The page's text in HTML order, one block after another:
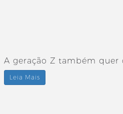
A geração Z também quer
Leia Mais